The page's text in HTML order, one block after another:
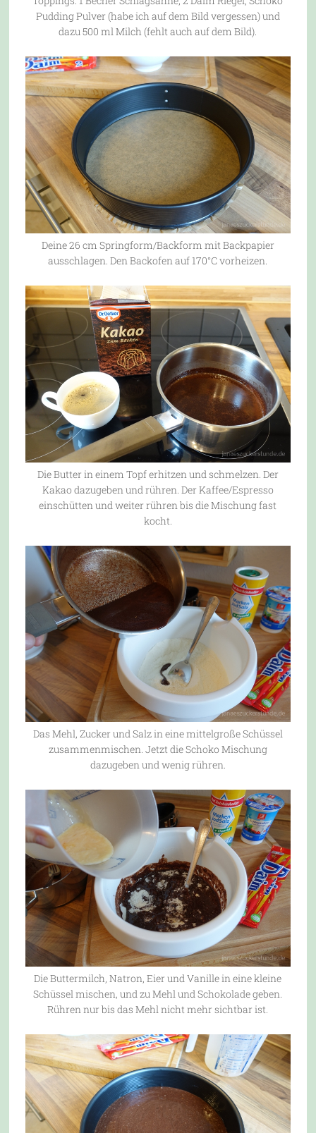
Pudding Pulver (habe ich auf dem Bild vergessen) und
dazu 500 ml Milch (fehlt auch auf dem Bild).
Deine 26 cm Springform/Backform mit Backpapier
ausschlagen. Den Backofen auf 170°C vorheizen.
Die Butter in einem Topf erhitzen und schmelzen. Der
Kakao dazugeben und rühren. Der Kaffee/Espresso
einschütten und weiter rühren bis die Mischung fast
kocht.
Das Mehl, Zucker und Salz in eine mittelgroße Schüssel
zusammenmischen. Jetzt die Schoko Mischung
dazugeben und wenig rühren.
Die Buttermilch, Natron, Eier und Vanille in eine kleine
Schüssel mischen, und zu Mehl und Schokolade geben.
Rühren nur bis das Mehl nicht mehr sichtbar ist.